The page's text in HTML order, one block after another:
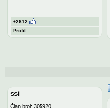
+2612
Profil
ssi
Član broj: 305920